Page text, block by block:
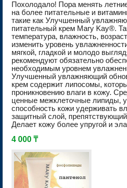
Похолодало! Пора менять
на более питательные и
такие как Улучшенный
питательный крем Mary Kay®.
температура, влажность,
изменить уровень
мягкой, гладкой и молодо
рекомендуют обязательно
необходимым уровнем
Улучшенный увлажняющий
крем содержит липосомы,
проникновению влаги в кожу.
ценные межклеточные липиды,
способность кожи удерживать
защитный слой,
Делает кожу более упругой и
4 000 ₸